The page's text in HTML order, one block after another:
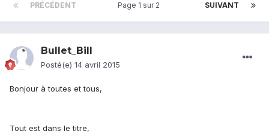
PRÉCÉDENT SUIVANT
Page 1 sur 2
Bullet_Bill
Posté(e) 14 avril 2015
Bonjour à toutes et tous,
Tout est dans le titre,